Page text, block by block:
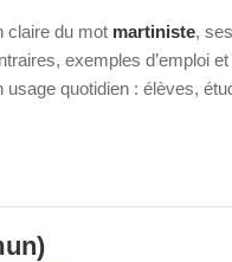
claire du mot martiniste,
exemples d’emploi
usage quotidien : élèves,